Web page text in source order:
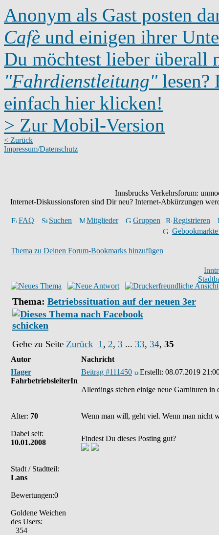
Anonym als Gast posten
Cafè und einigen ihrer
Du möchtest lieber überall
"Fahrdienstleitung"lesen?
einfach hier klicken!
> Zur Mobil-Version
< Zurück
Impressum/Datenschutz
Innsbrucks Verkehrsforum:
Internet-Diskussionsforen sind Dir neu? Internet-Abkürzungen
FAQ Suchen Mitglieder Gruppen
Registrieren
Thema zu Deinen Forum-Bookmarks hinzufügen
Thema: Betriebssituation auf der neuen 3er
Gehe zu Seite Zurück 1 , 2, 3 ... 33, 34, 35
Autor
Nachricht
Hager
FahrbetriebsleiterIn
Alter: 70
Dabei seit:
10.01.2008
Stadt / Stadtteil:
Lans
Bewertungen:0
Goldene Weichen
des Users:
354
Beitrag #111450 Erstellt: 08.07.2019
Allerdings stehen einige neue Garnituren
Wenn man will, geht viel. Wenn man nicht
Findest Du dieses Posting gut?